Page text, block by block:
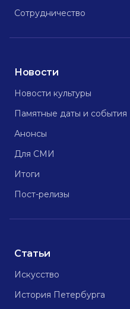
Сотрудничество
Новости
Новости культуры
Памятные даты и события
Анонсы
Для СМИ
Итоги
Пост-релизы
Статьи
Искусство
История Петербурга